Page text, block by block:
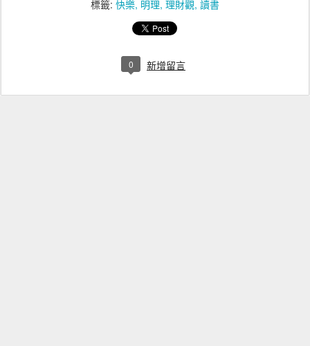
標籤: 快樂 明理 理財觀 讀書
0 新增留言